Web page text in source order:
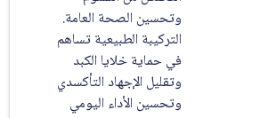
وتحسين الصحة العامة.
التركيبة الطبيعية تساهم
في حماية خلايا الكبد
وتقليل الإجهاد التأكسدي
وتحسين الأداء اليومي